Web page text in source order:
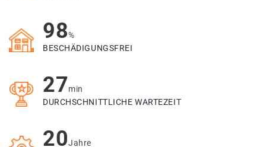
98%
BESCHÄDIGUNGSFREI
27min
DURCHSCHNITTLICHE WARTEZEIT
20Jahre